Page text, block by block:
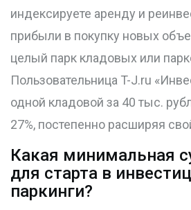
индексируете аренду и
прибыли в покупку новых
целый парк кладовых или
Пользовательница T-J.ru
одной кладовой за 40 тыс.
27%, постепенно расширяя
Какая минимальная
для старта в
паркинги?